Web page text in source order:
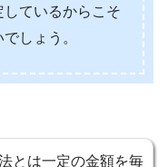
ているからこそ
しょう。
とは一定の金額を毎